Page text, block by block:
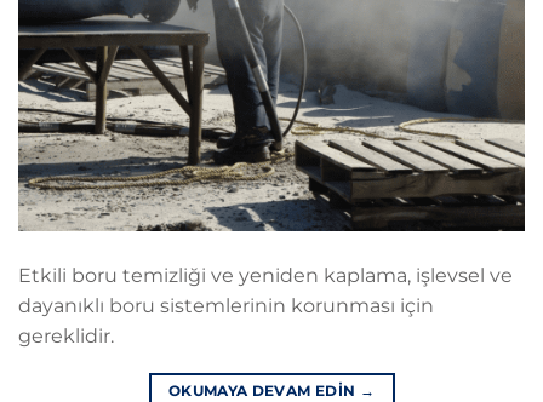
Etkili boru temizliği ve yeniden kaplama, işlevsel ve
dayanıklı boru sistemlerinin korunması için
gereklidir.
OKUMAYA DEVAM EDIN →